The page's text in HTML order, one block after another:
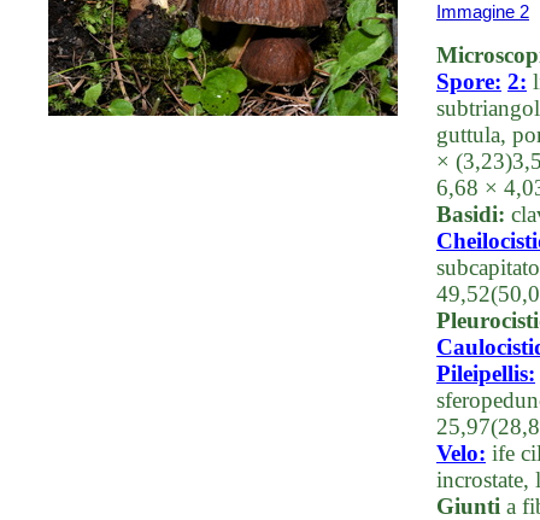
Immagine 2
Spore: 2:
guttula,
×
6,68 ×
Basidi:
Pileipellis:
Velo: ife
Giunti a